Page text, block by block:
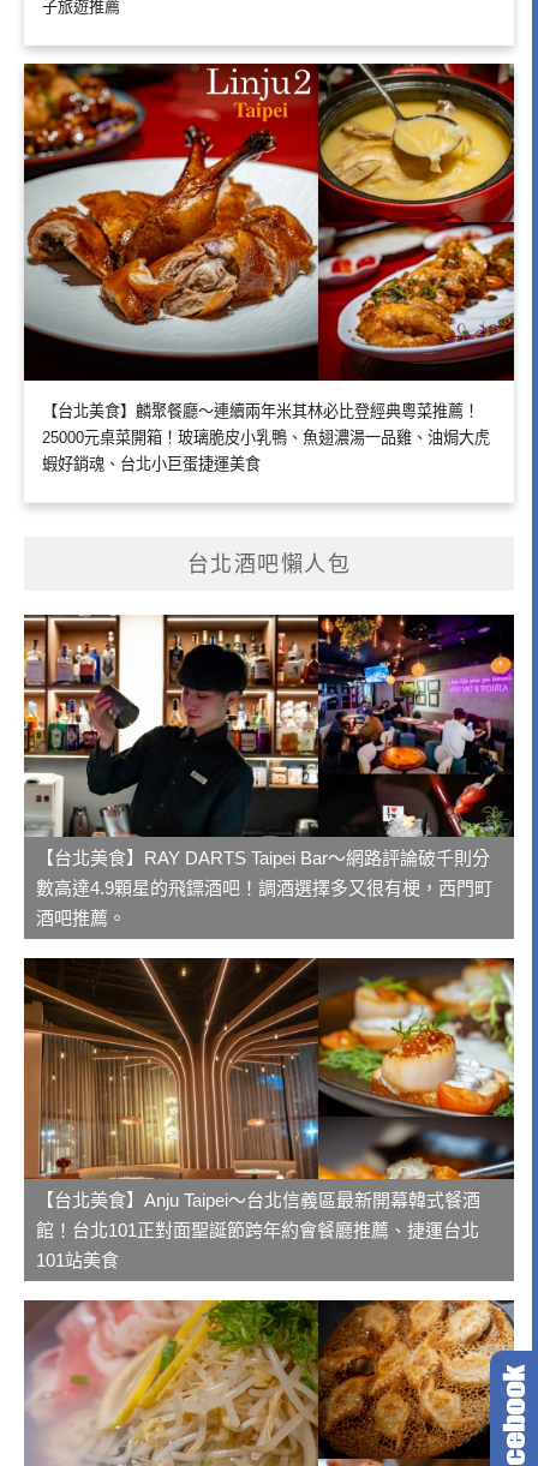
子旅遊推薦
【台北美食】麟聚餐廳～連續兩年米其林必比登經典粵菜推薦！
25000元桌菜開箱！玻璃脆皮小乳鴨、魚翅濃湯一品雞、油焗大虎
蝦好銷魂、台北小巨蛋捷運美食
台北酒吧懶人包
【台北美食】RAY DARTS Taipei Bar～網路評論破千則分
數高達4.9顆星的飛鏢酒吧！調酒選擇多又很有梗，西門町
酒吧推薦。
【台北美食】Anju Taipei～台北信義區最新開幕韓式餐酒
館！台北101正對面聖誕節跨年約會餐廳推薦、捷運台北
101站美食